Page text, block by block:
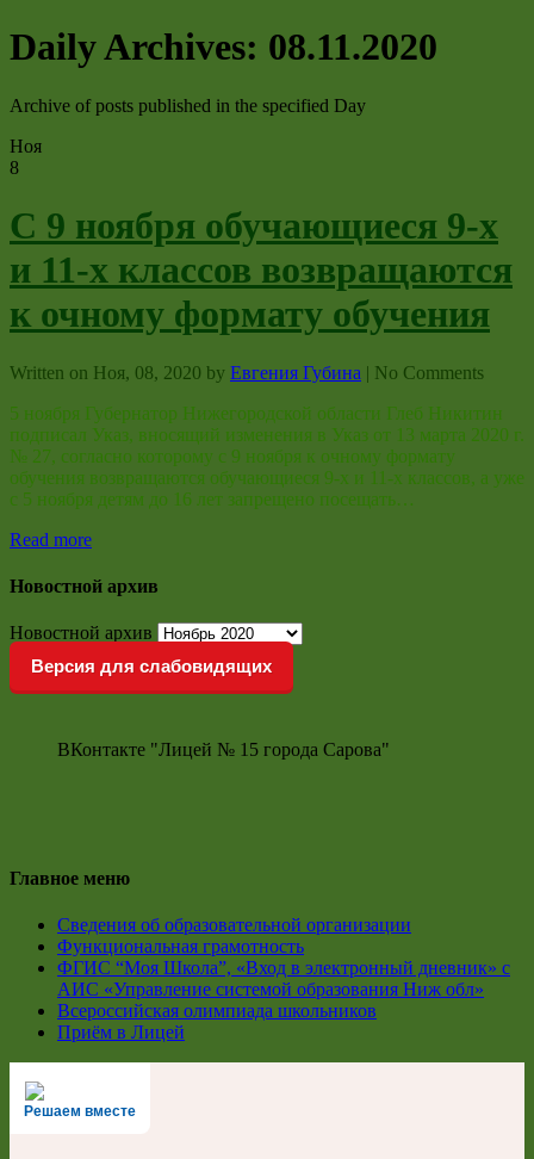
Daily Archives: 08.11.2020
Archive of posts published in the specified Day
Ноя
8
С 9 ноября обучающиеся 9-х
и 11-х классов возвращаются
к очному формату обучения
Written on Ноя, 08, 2020 by Евгения Губина | No Comments
5 ноября Губернатор Нижегородской области Глеб Никитин
подписал Указ, вносящий изменения в Указ от 13 марта 2020 г.
№ 27, согласно которому с 9 ноября к очному формату
обучения возвращаются обучающиеся 9-х и 11-х классов, а уже
с 5 ноября детям до 16 лет запрещено посещать…
Read more
Новостной архив
Новостной архив
Версия для слабовидящих
ВКонтакте "Лицей № 15 города Сарова"
Главное меню
Сведения об образовательной организации
Функциональная грамотность
ФГИС “Моя Школа”, «Вход в электронный дневник» с
АИС «Управление системой образования Ниж обл»
Всероссийская олимпиада школьников
Приём в Лицей
Решаем вместе